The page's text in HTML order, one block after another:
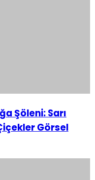
Şöleni: Sarı
Görsel